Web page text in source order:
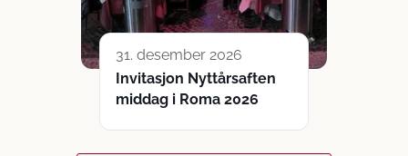
31. desember 2026
Invitasjon Nyttårsaften
middag i Roma 2026